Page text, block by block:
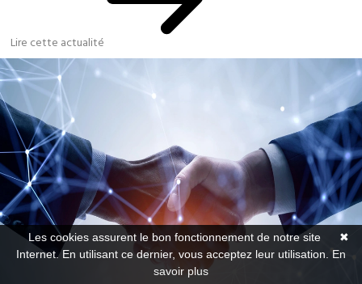
Lire cette actualité
✖
Les cookies assurent le bon fonctionnement de notre site
Internet. En utilisant ce dernier, vous acceptez leur utilisation. En
savoir plus